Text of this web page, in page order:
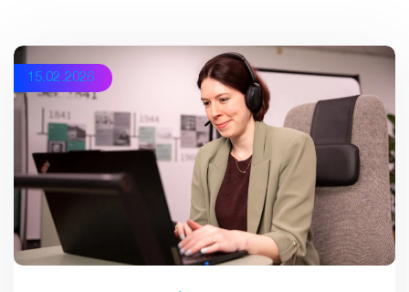
15.02.2026